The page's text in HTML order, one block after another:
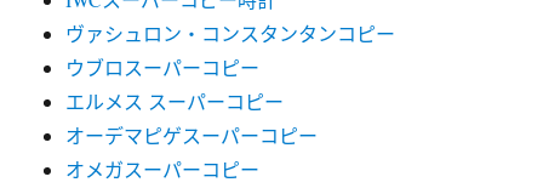
ヴァシュロン・コンスタンタンコピー
ウブロスーパーコピー
エルメス スーパーコピー
オーデマピゲスーパーコピー
オメガスーパーコピー